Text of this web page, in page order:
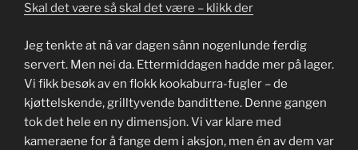
Skal det være så skal det være – klikk der
Jeg tenkte at nå var dagen sånn nogenlunde ferdig
servert. Men nei da. Ettermiddagen hadde mer på lager.
Vi fikk besøk av en flokk kookaburra-fugler – de
kjøttelskende, grilltyvende bandittene. Denne gangen
tok det hele en ny dimensjon. Vi var klare med
kameraene for å fange dem i aksjon, men én av dem var